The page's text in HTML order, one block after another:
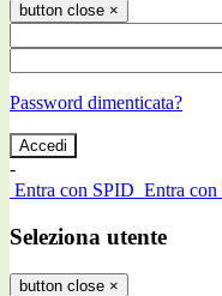
button close ×
Password dimenticata?
-
Entra con SPID Entra con
Seleziona utente
button close ×